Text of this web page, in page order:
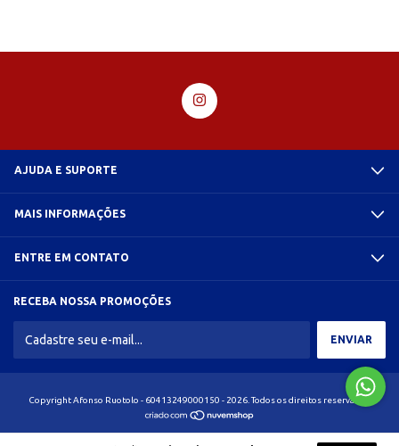
AJUDA E SUPORTE
MAIS INFORMAÇÕES
ENTRE EM CONTATO
RECEBA NOSSA PROMOÇÕES
Copyright Afonso Ruotolo - 60413249000150 - 2026. Todos os direitos reservados.